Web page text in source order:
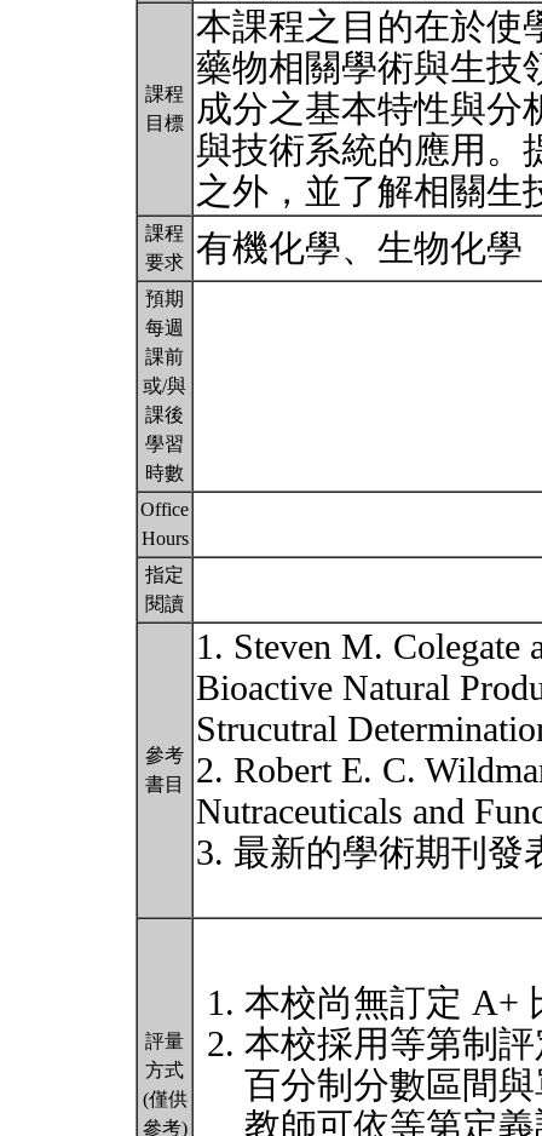
課程
目標
本課程之目的在於使
藥物相關學術與生技
成分之基本特性與分
與技術系統的應用。
之外，並了解相關
課程
要求 有機化學、生物化學
預期
每週
課前
或/與
課後
學習
時數
Office
Hours
指定
閱讀
參考
書目
1. Steven M. Colegate
Bioactive Natural
Strucutral
2. Robert E. C.
Nutraceuticals and
3. 最新的學術期刊發
評量
方式
(僅供
參考)
本校尚無訂定 A+
本校採用等第制
百分制分數區間
教師可依等第定